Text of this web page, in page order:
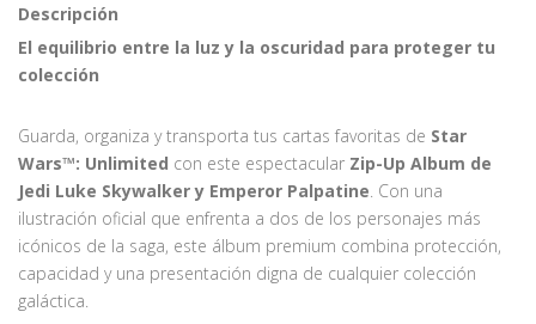
Descripción
El equilibrio entre la luz y la oscuridad para proteger tu
colección
Guarda, organiza y transporta tus cartas favoritas de Star
Wars™: Unlimited con este espectacular Zip-Up Album de
Jedi Luke Skywalker y Emperor Palpatine . Con una
ilustración oficial que enfrenta a dos de los personajes más
icónicos de la saga, este álbum premium combina protección,
capacidad y una presentación digna de cualquier colección
galáctica.